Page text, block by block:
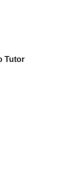
Tutor